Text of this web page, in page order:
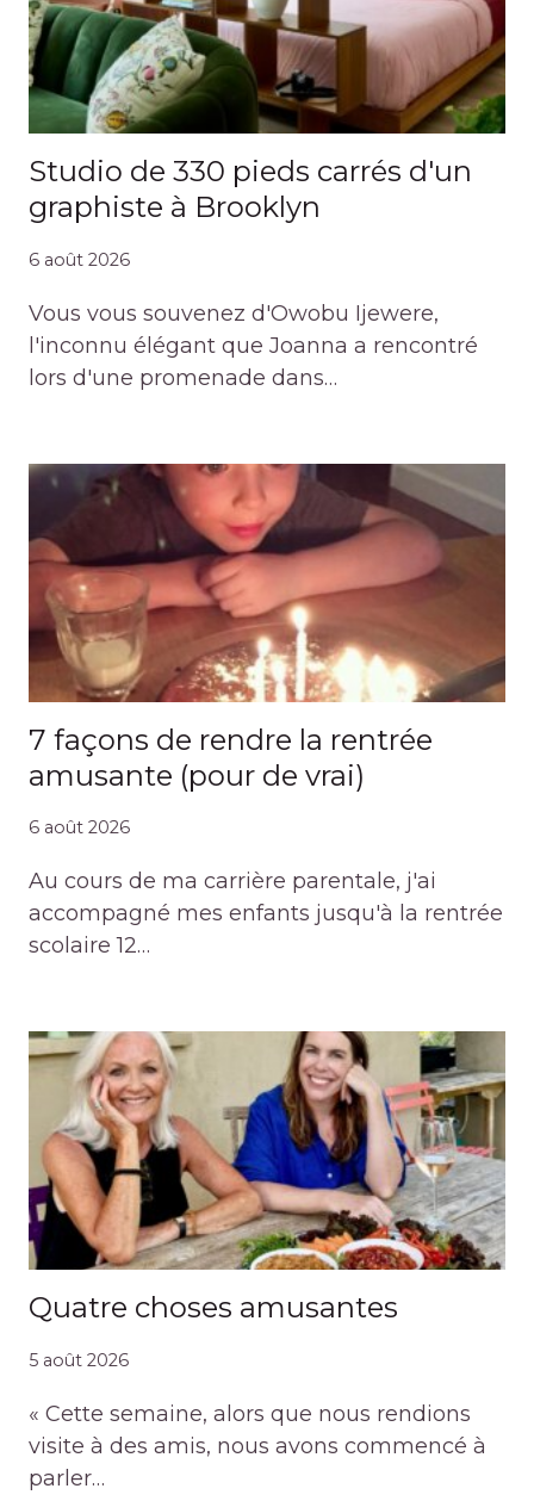
Studio de 330 pieds carrés d'un
graphiste à Brooklyn
6 août 2026
Vous vous souvenez d'Owobu Ijewere,
l'inconnu élégant que Joanna a rencontré
lors d'une promenade dans…
7 façons de rendre la rentrée
amusante (pour de vrai)
6 août 2026
Au cours de ma carrière parentale, j'ai
accompagné mes enfants jusqu'à la rentrée
scolaire 12…
Quatre choses amusantes
5 août 2026
« Cette semaine, alors que nous rendions
visite à des amis, nous avons commencé à
parler…